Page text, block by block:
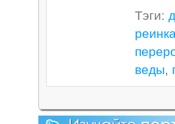
Тэги:
веды,